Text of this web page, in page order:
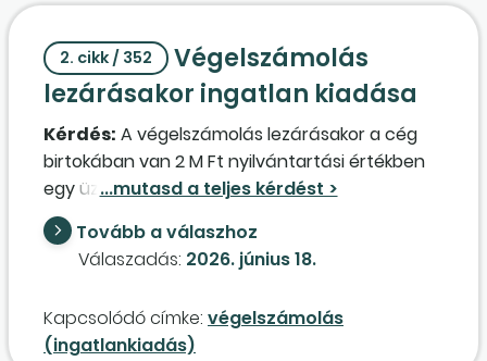
2. cikk / 352
Végelszámolás
lezárásakor ingatlan kiadása
Kérdés: A végelszámolás lezárásakor a cég
birtokában van 2 M Ft nyilvántartási értékben
egy üzlethelyiség, amelyet a cég 1999-ben
vásárolt. Jelenleg az ingatlan piaci értéke 40 M
Ft. Az ingatlant a tulajdonos
vagyonfelosztáskor kívánja saját magának
1. A kiadott ingatlan értéke vállalkozásból kivont
jövedelemnek számít. Milyen értéket kell alapul
Tovább a válaszhoz
Válaszadás: 2026. június 18.
Kapcsolódó címke: végelszámolás
(ingatlankiadás)